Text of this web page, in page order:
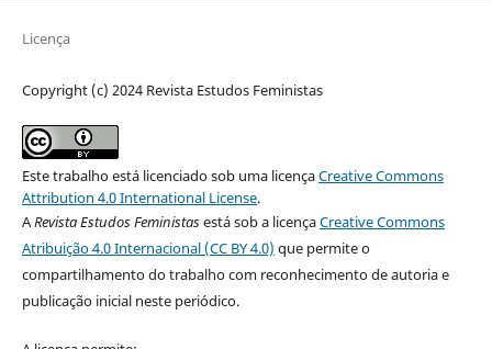
Licença
Copyright (c) 2024 Revista Estudos Feministas
Este trabalho está licenciado sob uma licençaCreative Commons
Attribution 4.0 International License.
ARevista Estudos Feministasestá sob a licençaCreative Commons
Atribuição 4.0 Internacional (CC BY 4.0) que permite o
compartilhamento do trabalho com reconhecimento de autoria e
publicação inicial neste periódico.